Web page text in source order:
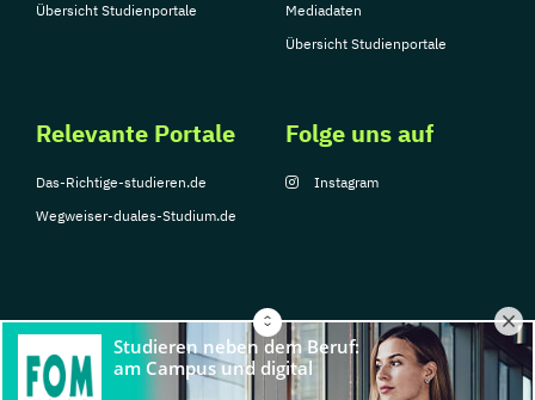
Übersicht Studienportale
Mediadaten
Übersicht Studienportale
Relevante Portale
Das-Richtige-studieren.de
Wegweiser-duales-Studium.de
Folge uns auf
Instagram
© Copyright 2026, TarGroup Media GmbH